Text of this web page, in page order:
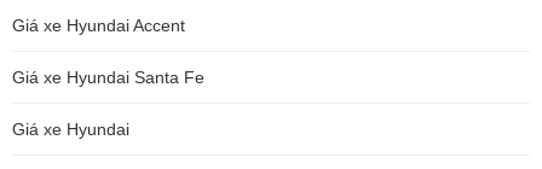
Giá xe Hyundai Accent
Giá xe Hyundai Santa Fe
Giá xe Hyundai